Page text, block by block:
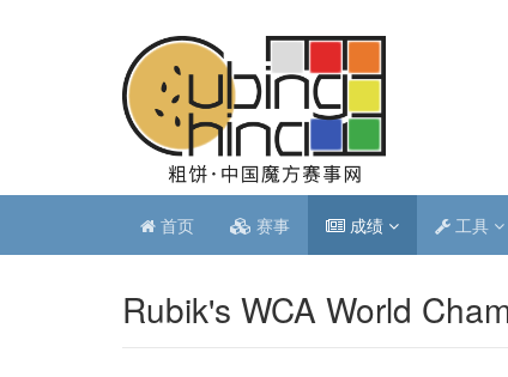
首页 赛事 成绩 工具
Rubik's WCA World